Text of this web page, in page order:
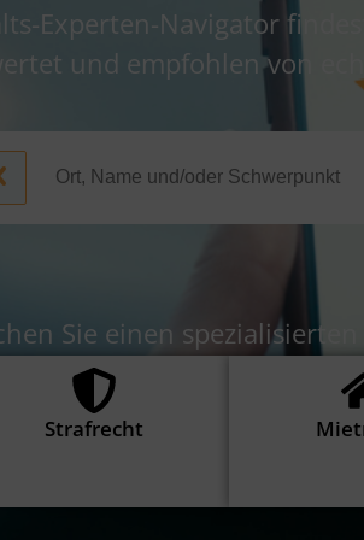
Experten-Navigator
und empfohlen von
Sie einen
Strafrecht